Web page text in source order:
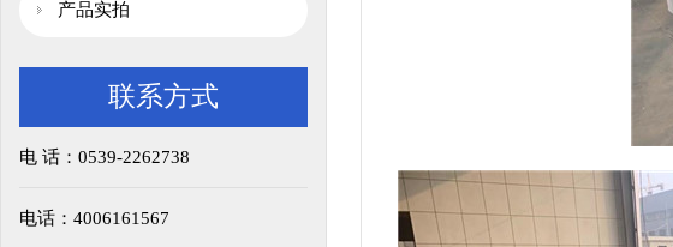
产品实拍
联系方式
电 话：0539-2262738
电话：4006161567